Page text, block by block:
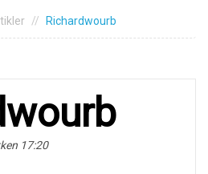
Richardwourb
17:20